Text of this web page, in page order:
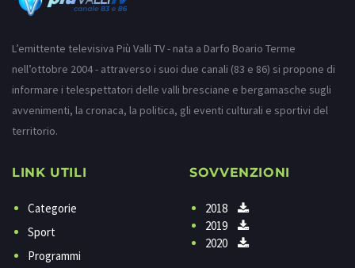
L’emittente televisiva Più Valli TV - nata a Darfo Boario Terme
nell’ottobre 2004 - attraverso i suoi due canali (83 e 86) si propone di
informare i telespettatori delle valli bresciane e bergamasche sugli
avvenimenti, la cronaca, la politica, gli eventi culturali e sportivi del
territorio.
LINK UTILI
Categorie
Sport
Programmi
SOVVENZIONI
2018
2019
2020